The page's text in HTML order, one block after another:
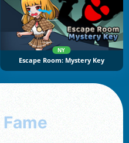
NY
Escape Room: Mystery Key
Fame